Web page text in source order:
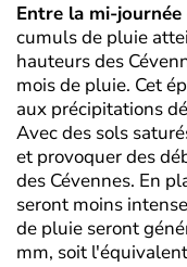
Entre la mi-journée
cumuls de pluie
hauteurs des
mois de pluie. Cet
aux précipitations
Avec des sols
et provoquer des
des Cévennes. En
seront moins
de pluie seront
mm, soit